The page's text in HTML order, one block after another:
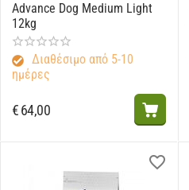
Advance Dog Medium Light
12kg
Διαθέσιμο από 5-10
ημέρες
€64,00